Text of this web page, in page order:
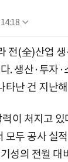
전(全)산업
. 생산·투자
타난 건 지난
이 처지고
모두 공사 실
성의 전월 대